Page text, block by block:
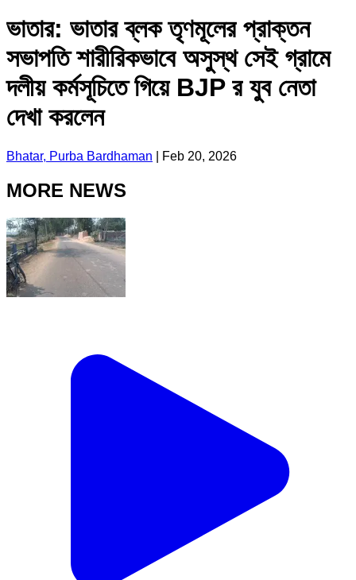
ভাতার: ভাতার ব্লক তৃণমূলের প্রাক্তন
সভাপতি শারীরিকভাবে অসুস্থ সেই গ্রামে
দলীয় কর্মসূচিতে গিয়ে BJP র যুব নেতা
দেখা করলেন
Bhatar, Purba Bardhaman Feb 20, 2026
MORE NEWS